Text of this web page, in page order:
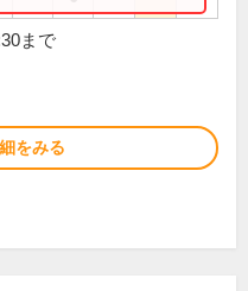
まで
をみる